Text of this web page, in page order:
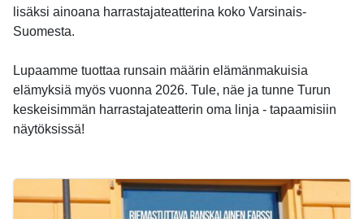
lisäksi ainoana harrastajateatterina koko Varsinais-
Suomesta.
Lupaamme tuottaa runsain määrin elämänmakuisia
elämyksiä myös vuonna 2026. Tule, näe ja tunne Turun
keskeisimmän harrastajateatterin oma linja - tapaamisiin
näytöksissä!